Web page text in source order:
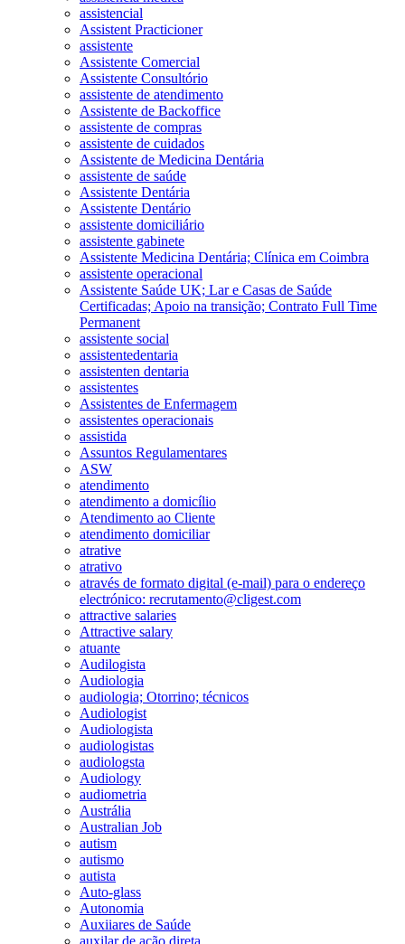
assistencial
Assistent Practicioner
assistente
Assistente Comercial
Assistente Consultório
assistente de atendimento
Assistente de Backoffice
assistente de compras
assistente de cuidados
Assistente de Medicina Dentária
assistente de saúde
Assistente Dentária
Assistente Dentário
assistente domiciliário
assistente gabinete
Assistente Medicina Dentária; Clínica em Coimbra
assistente operacional
Assistente Saúde UK; Lar e Casas de Saúde
Certificadas; Apoio na transição; Contrato Full Time
Permanent
assistente social
assistentedentaria
assistenten dentaria
assistentes
Assistentes de Enfermagem
assistentes operacionais
assistida
Assuntos Regulamentares
ASW
atendimento
atendimento a domicílio
Atendimento ao Cliente
atendimento domiciliar
atrative
atrativo
através de formato digital (e-mail) para o endereço
electrónico: recrutamento@cligest.com
attractive salaries
Attractive salary
atuante
Audilogista
Audiologia
audiologia; Otorrino; técnicos
Audiologist
Audiologista
audiologistas
audiologsta
Audiology
audiometria
Austrália
Australian Job
autism
autismo
autista
Auto-glass
Autonomia
Auxiiares de Saúde
auxilar de ação direta